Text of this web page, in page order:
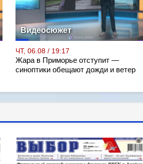
Видеосюжет
ЧТ, 06.08 / 19:17
Жара в Приморье отступит —
синоптики обещают дожди и ветер